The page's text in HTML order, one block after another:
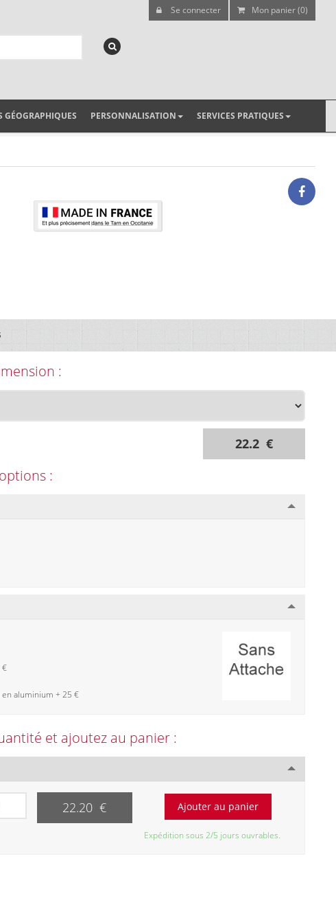
Se connecter Mon panier (0)
GÉOGRAPHIQUES PERSONNALISATION SERVICES PRATIQUES
:
22.2 €
:
€
aluminium + 25 €
et ajoutez au panier :
22.20 €
Expédition sous 2/5 jours ouvrables.